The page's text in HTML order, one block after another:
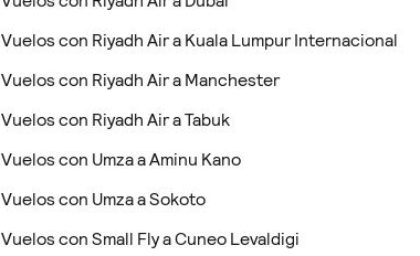
Vuelos con Riyadh Air a Kuala Lumpur Internacional
Vuelos con Riyadh Air a Manchester
Vuelos con Riyadh Air a Tabuk
Vuelos con Umza a Aminu Kano
Vuelos con Umza a Sokoto
Vuelos con Small Fly a Cuneo Levaldigi